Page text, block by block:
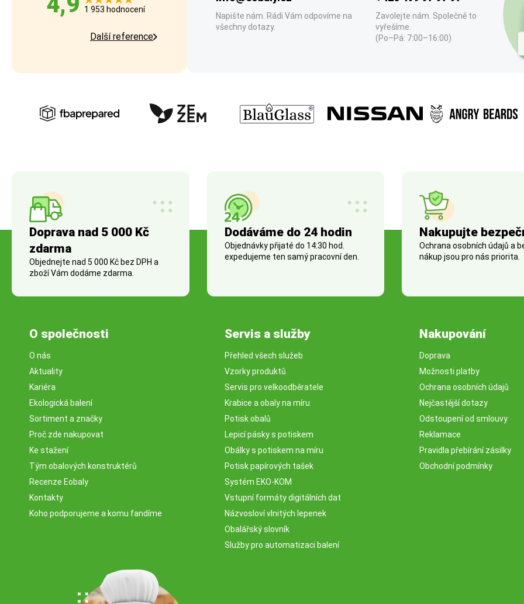
1 953 hodnocení
Další reference
Napište nám. Rádi Vám odpovíme na
všechny dotazy.
Zavolejte nám. Společně to
vyřešíme.
(Po–Pá: 7:00–16:00)
Doprava nad 5 000 Kč
zdarma
Objednejte nad 5 000 Kč bez DPH a
zboží Vám dodáme zdarma.
Dodáváme do 24 hodin
Objednávky přijaté do 14:30 hod.
expedujeme ten samý pracovní den.
Nakupujte
Ochrana osobních údajů a
nákup jsou pro nás priorita.
O společnosti
O nás
Aktuality
Kariéra
Ekologická balení
Sortiment a značky
Proč zde nakupovat
Ke stažení
Tým obalových konstruktérů
Recenze Eobaly
Kontakty
Koho podporujeme a komu fandíme
Servis a služby
Přehled všech služeb
Vzorky produktů
Servis pro velkoodběratele
Krabice a obaly na míru
Potisk obalů
Lepicí pásky s potiskem
Obálky s potiskem na míru
Potisk papírových tašek
Systém EKO-KOM
Vstupní formáty digitálních dat
Názvosloví vlnitých lepenek
Obalářský slovník
Služby pro automatizaci balení
Nakupování
Doprava
Možnosti platby
Ochrana osobních údajů
Nejčastější dotazy
Odstoupení od smlouvy
Reklamace
Pravidla přebírání zásilky
Obchodní podmínky